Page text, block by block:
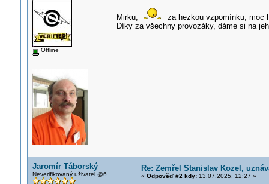
Offline
Mirku,
za hezkou vzpomínku, moc
Díky za všechny provozáky, dáme si na
Jaromír Táborský
Neverifikovaný uživatel @6
Re: Zemřel Stanislav Kozel,
« Odpověď #2 kdy:13.07.2025, 12:27 »